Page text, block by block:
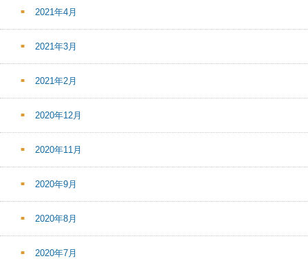
2021年4月
2021年3月
2021年2月
2020年12月
2020年11月
2020年9月
2020年8月
2020年7月